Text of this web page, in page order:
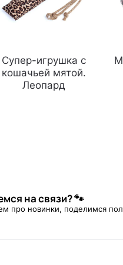
Супер-игрушка с
кошачьей мятой.
Леопард
на связи? 🐾
про новинки, поделимся